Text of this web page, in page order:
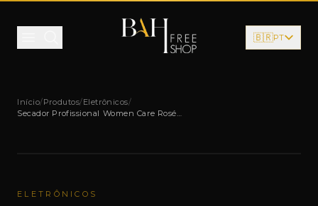
🇧🇷PT
Início/Produtos/Eletrônicos/
Secador Profissional Women Care Rosé
ELETRÔNICOS